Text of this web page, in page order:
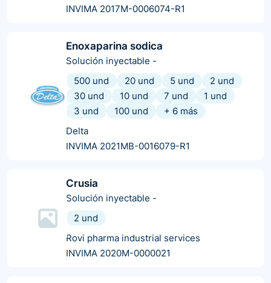
INVIMA 2017M-0006074-R1
Enoxaparina sodica
Solución inyectable -
500 und
20 und 5 und
2 und
30 und
10 und 7 und
1 und
3 und
100 und + 6 más
Delta
INVIMA 2021MB-0016079-R1
Crusia
Solución inyectable -
2 und
Rovi pharma industrial services
INVIMA 2020M-0000021